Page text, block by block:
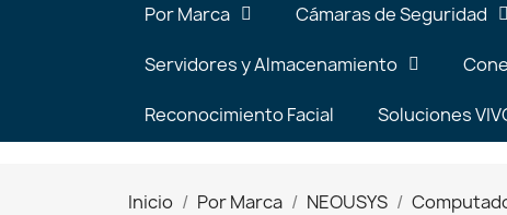
Por Marca Cámaras de Seguridad
Servidores y Almacenamiento
Reconocimiento Facial Soluciones
Inicio Por Marca NEOUSYS